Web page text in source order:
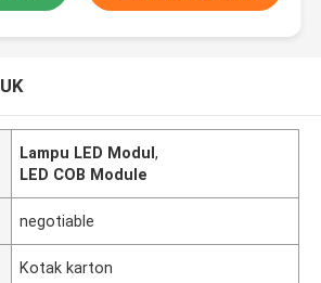
Lampu LED Modul,
LED COB Module
negotiable
Kotak karton